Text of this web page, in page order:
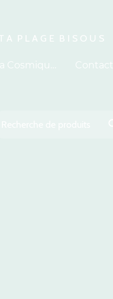
A P L A G E B I S O U S
À propos de la Cosmiquerie Contact